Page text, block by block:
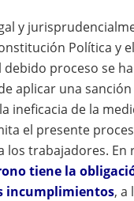
y
Política y
debido proceso se
aplicar una sanción
ineficacia de la
el presente
trabajadores. En
tiene la
incumplimientos, a